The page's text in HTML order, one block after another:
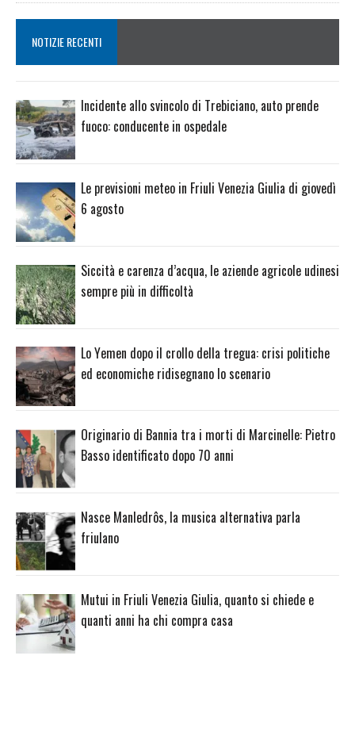
NOTIZIE RECENTI
Incidente allo svincolo di Trebiciano, auto prende
fuoco: conducente in ospedale
Le previsioni meteo in Friuli Venezia Giulia di giovedì
6 agosto
Siccità e carenza d’acqua, le aziende agricole udinesi
sempre più in difficoltà
Lo Yemen dopo il crollo della tregua: crisi politiche
ed economiche ridisegnano lo scenario
Originario di Bannia tra i morti di Marcinelle: Pietro
Basso identificato dopo 70 anni
Nasce Manledrôs, la musica alternativa parla
friulano
Mutui in Friuli Venezia Giulia, quanto si chiede e
quanti anni ha chi compra casa